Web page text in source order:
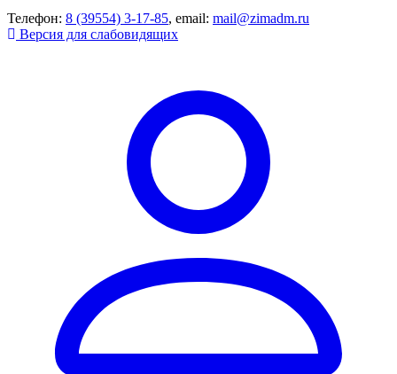
Телефон: 8 (39554) 3-17-85, email: mail@zimadm.ru
Версия для слабовидящих